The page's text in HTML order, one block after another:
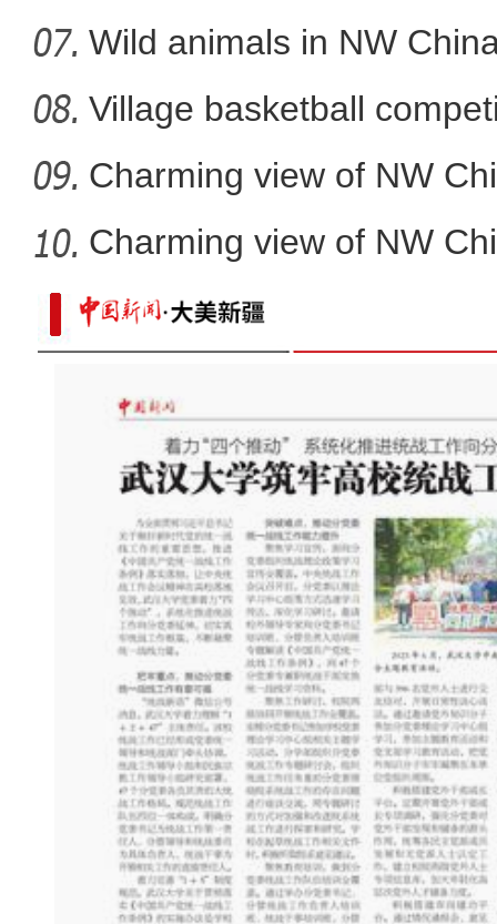
新疆阿克苏：年货巴扎年
Wild animals in NW
Village basketball
Charming view of NW
Charming view of NW